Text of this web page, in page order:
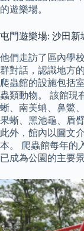
的遊樂場。
屯門遊樂場: 沙田新
他們走訪了區內學
群對話，認識地方
爬蟲館的設施包括
蟲類動物。 該館現
蜥、南美蚺、鼻鱉
果蜥、黑池龜、盾
此外，館內以圖文
本。 爬蟲館每年的
已成為公園的主要景